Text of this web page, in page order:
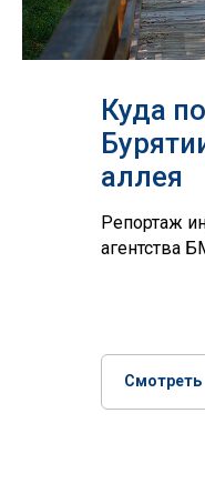
Куда
аллея
Репортаж
агентства
Смотреть